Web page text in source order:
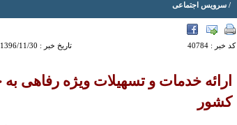
/ سرویس اجتماعی
کد خبر : 40784 تاریخ خبر : 1396/11/30 4:02 ب ظ
ارائه خدمات و تسهیلات ویژه رفاهی
کشور